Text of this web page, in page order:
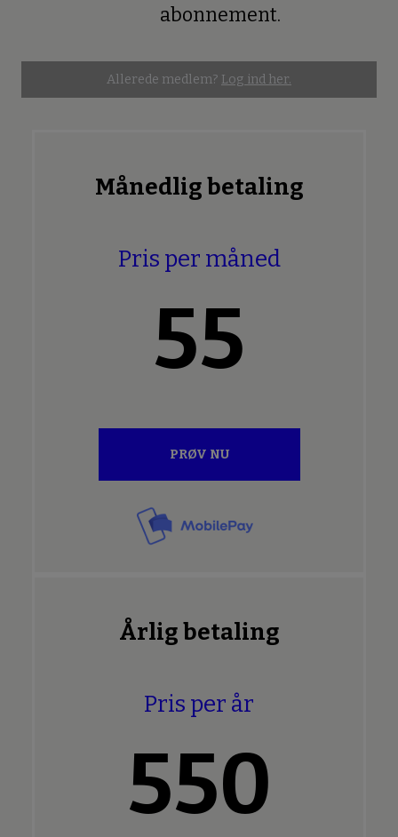
abonnement.
Allerede medlem? Log ind her.
Månedlig betaling
Pris per måned
55
PRØV NU
Årlig betaling
Pris per år
550